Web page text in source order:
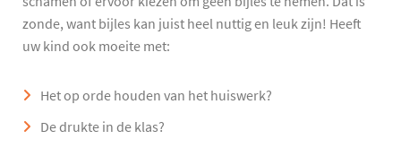
zonde, want bijles kan juist heel nuttig en leuk zijn! Heeft
uw kind ook moeite met:
Het op orde houden van het huiswerk?
De drukte in de klas?